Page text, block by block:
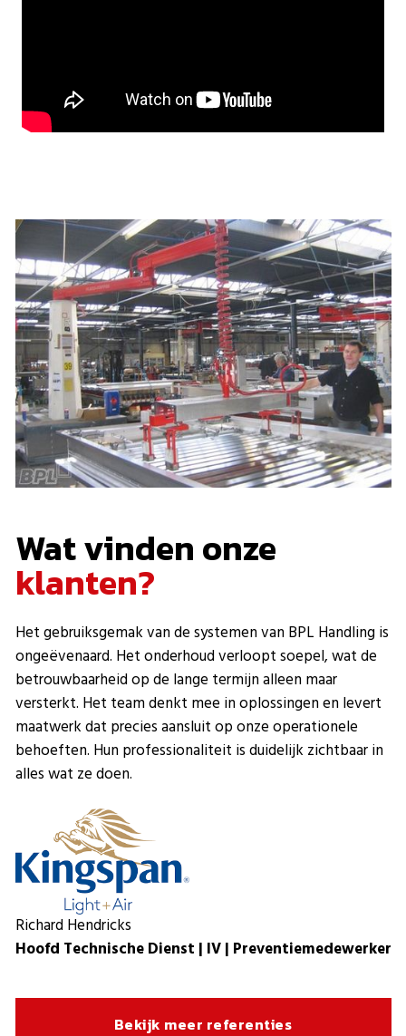
Wat vinden onze
klanten?
Het gebruiksgemak van de systemen van BPL Handling is
ongeëvenaard. Het onderhoud verloopt soepel, wat de
betrouwbaarheid op de lange termijn alleen maar
versterkt. Het team denkt mee in oplossingen en levert
maatwerk dat precies aansluit op onze operationele
behoeften. Hun professionaliteit is duidelijk zichtbaar in
alles wat ze doen.
Richard Hendricks
Hoofd Technische Dienst | IV | Preventiemedewerker
Bekijk meer referenties